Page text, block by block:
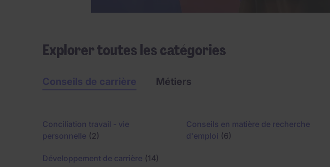
Explorer toutes les catégories
Conseils de carrière Métiers
Conciliation travail - vie
personnelle (2)
Conseils en matière de recherche
d'emploi (6)
Développement de carrière (14)